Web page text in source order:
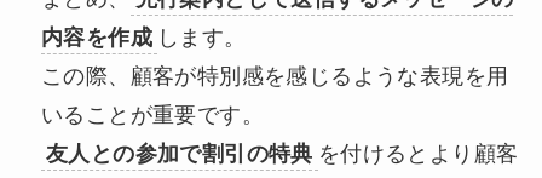
内容を作成 します。
この際、顧客が特別感を感じるような表現を用
いることが重要です。
友人との参加で割引の特典 を付けるとより顧客